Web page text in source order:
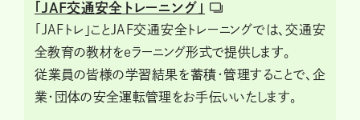
「JAF交通安全トレーニング」
「JAFトレ」ことJAF交通安全トレーニングでは、交通安
全教育の教材をeラーニング形式で提供します。
従業員の皆様の学習結果を蓄積・管理することで、企
業・団体の安全運転管理をお手伝いいたします。